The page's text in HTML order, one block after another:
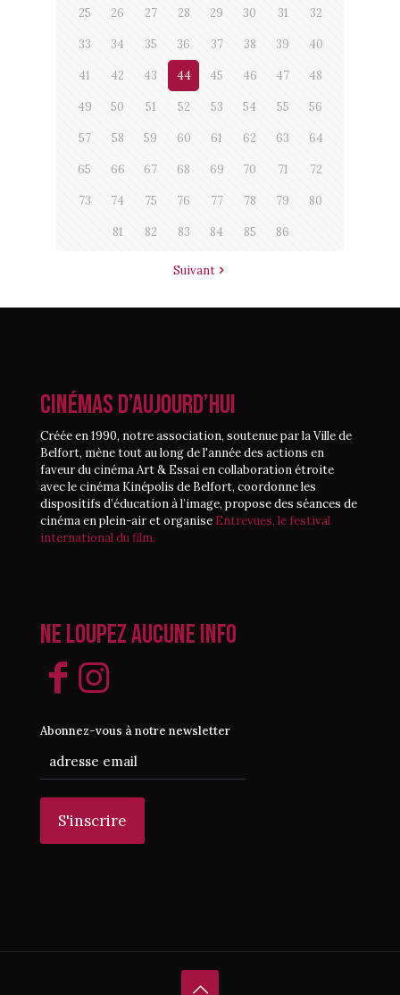
25 26 27 28 29 30 31 32
33 34 35 36 37 38 39 40
41 42 43 44 45 46 47 48
49 50 51 52 53 54 55 56
57 58 59 60 61 62 63 64
65 66 67 68 69 70 71 72
73 74 75 76 77 78 79 80
81 82 83 84 85 86
Suivant
CINÉMAS D’AUJOURD’HUI
Créée en 1990, notre association, soutenue par la Ville de
Belfort, mène tout au long de l'année des actions en
faveur du cinéma Art & Essai en collaboration étroite
avec le cinéma Kinépolis de Belfort, coordonne les
dispositifs d’éducation à l’image, propose des séances de
cinéma en plein-air et organise Entrevues, le festival
international du film.
Ne loupez aucune info
Abonnez-vous à notre newsletter